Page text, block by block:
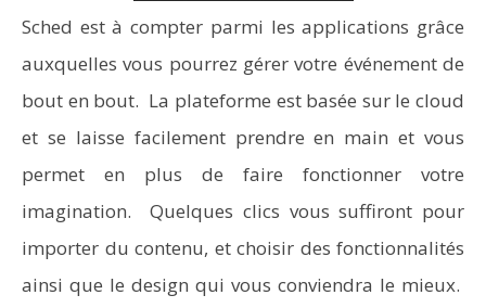
Sched est à compter parmi les applications grâce
auxquelles vous pourrez gérer votre événement de
bout en bout. La plateforme est basée sur le cloud
et se laisse facilement prendre en main et vous
permet en plus de faire fonctionner votre
imagination. Quelques clics vous suffiront pour
importer du contenu, et choisir des fonctionnalités
ainsi que le design qui vous conviendra le mieux.